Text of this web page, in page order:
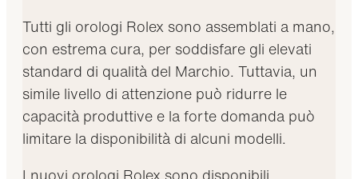
Tutti gli orologi Rolex sono assemblati a mano,
con estrema cura, per soddisfare gli elevati
standard di qualità del Marchio. Tuttavia, un
simile livello di attenzione può ridurre le
capacità produttive e la forte domanda può
limitare la disponibilità di alcuni modelli.